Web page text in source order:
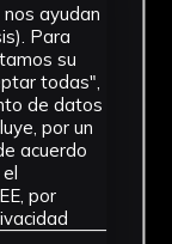
ayudan
Para
su
todas",
de datos
por un
acuerdo
por